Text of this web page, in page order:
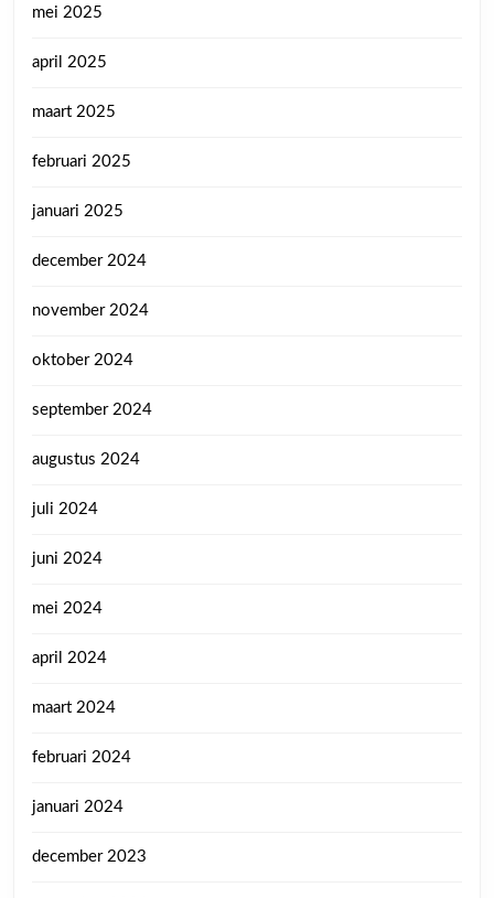
mei 2025
april 2025
maart 2025
februari 2025
januari 2025
december 2024
november 2024
oktober 2024
september 2024
augustus 2024
juli 2024
juni 2024
mei 2024
april 2024
maart 2024
februari 2024
januari 2024
december 2023